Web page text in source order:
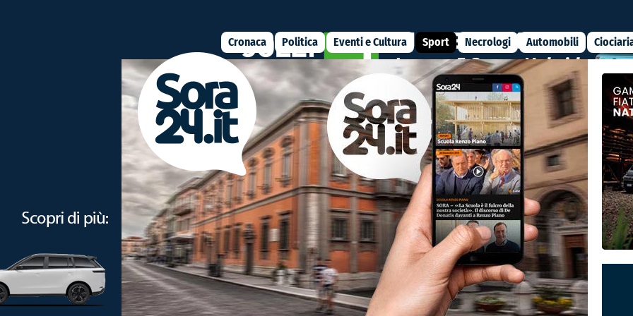
Cronaca Politica Eventi e Cultura Sport Necrologi Automobili